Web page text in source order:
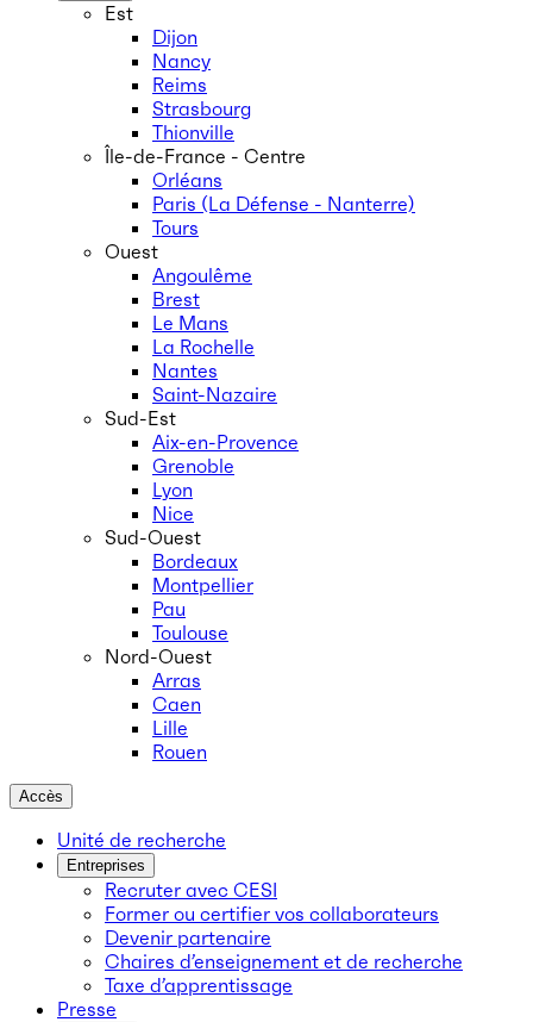
Est
Dijon
Nancy
Reims
Strasbourg
Thionville
Île-de-France - Centre
Orléans
Paris (La Défense - Nanterre)
Tours
Ouest
Angoulême
Brest
Le Mans
La Rochelle
Nantes
Saint-Nazaire
Sud-Est
Aix-en-Provence
Grenoble
Lyon
Nice
Sud-Ouest
Bordeaux
Montpellier
Pau
Toulouse
Nord-Ouest
Arras
Caen
Lille
Rouen
Accès
Unité de recherche
Entreprises
Recruter avec CESI
Former ou certifier vos collaborateurs
Devenir partenaire
Chaires d’enseignement et de recherche
Taxe d’apprentissage
Presse